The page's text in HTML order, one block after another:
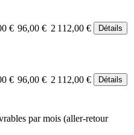
€ 96,00 € 2 112,00 € Détails
€ 96,00 € 2 112,00 € Détails
par mois (aller-retour